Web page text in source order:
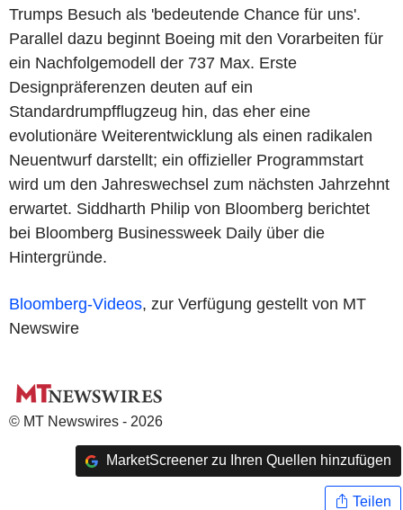
Trumps Besuch als 'bedeutende Chance für uns'.
Parallel dazu beginnt Boeing mit den Vorarbeiten für
ein Nachfolgemodell der 737 Max. Erste
Designpräferenzen deuten auf ein
Standardrumpfflugzeug hin, das eher eine
evolutionäre Weiterentwicklung als einen radikalen
Neuentwurf darstellt; ein offizieller Programmstart
wird um den Jahreswechsel zum nächsten Jahrzehnt
erwartet. Siddharth Philip von Bloomberg berichtet
bei Bloomberg Businessweek Daily über die
Hintergründe.
Bloomberg-Videos, zur Verfügung gestellt von MT
Newswire
© MT Newswires - 2026
MarketScreener zu Ihren Quellen hinzufügen
Teilen